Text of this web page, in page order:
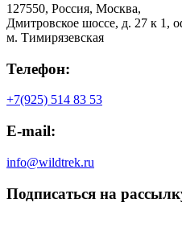
127550, Россия, Москва,
Дмитровское шоссе, д. 27 к 1,
м. Тимирязевская
Телефон:
+7(925) 514 83 53
E-mail:
info@wildtrek.ru
Подписаться на